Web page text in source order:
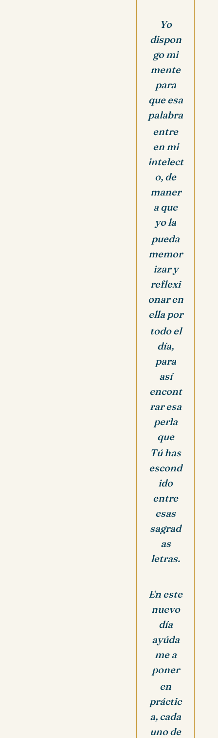
Yo
dispon
go mi
mente
para
que esa
palabra
entre
en mi
intelect
o, de
maner
a que
yo la
pueda
memor
izar y
reflexi
onar en
ella por
todo el
día,
para
así
encont
rar esa
perla
que
Tú has
escond
ido
entre
esas
sagrad
as
letras.
En este
nuevo
día
ayúda
me a
poner
en
práctic
a, cada
uno de